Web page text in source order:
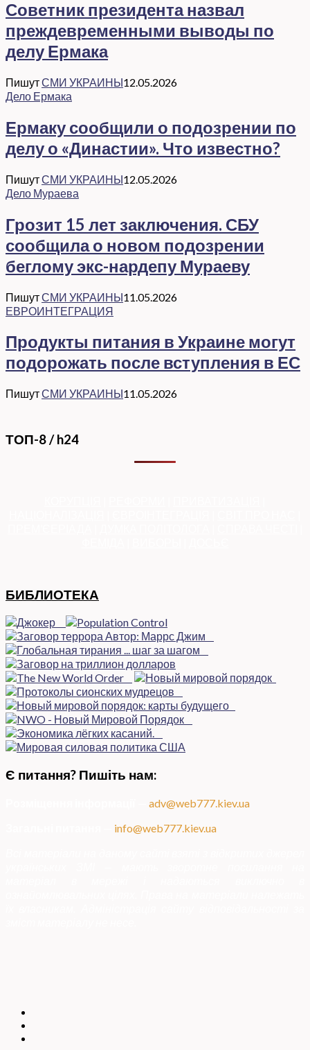
Советник президента назвал
преждевременными выводы по
делу Ермака
ПишутСМИ УКРАИНЫ12.05.2026
Дело Ермака
Ермаку сообщили о подозрении по
делу о «Династии». Что известно?
ПишутСМИ УКРАИНЫ12.05.2026
Дело Мураева
Грозит 15 лет заключения. СБУ
сообщила о новом подозрении
беглому экс-нардепу Мураеву
ПишутСМИ УКРАИНЫ11.05.2026
ЕВРОИНТЕГРАЦИЯ
Продукты питания в Украине могут
подорожать после вступления в ЕС
ПишутСМИ УКРАИНЫ11.05.2026
ТОП-8 / h24
БИБЛИОТЕКА
Є питання? Пишіть нам:
adv@web777.kiev.ua
info@web777.kiev.ua